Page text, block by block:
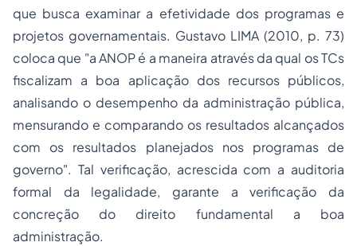
que busca examinar a efetividade dos programas e
projetos governamentais. Gustavo LIMA (2010, p. 73)
coloca que "a ANOP é a maneira através da qual os TCs
fiscalizam a boa aplicação dos recursos públicos,
analisando o desempenho da administração pública,
mensurando e comparando os resultados alcançados
com os resultados planejados nos programas de
governo". Tal verificação, acrescida com a auditoria
formal da legalidade, garante a verificação da
concreção do direito fundamental a boa
administração.